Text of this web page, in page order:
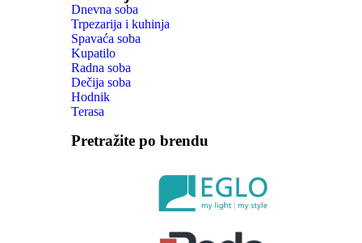
Dnevna soba
Trpezarija i kuhinja
Spavaća soba
Kupatilo
Radna soba
Dečija soba
Hodnik
Terasa
Pretražite po brendu